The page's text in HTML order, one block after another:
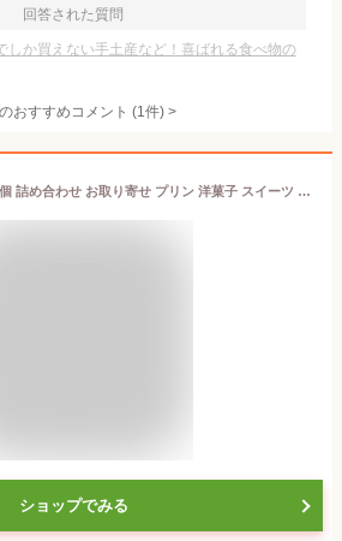
回答された質問
しか買えない手土産など！喜ばれる食べ物の
おすすめコメント (1件) >
砂プリン ギフト 6個 詰め合わせ お取り寄せ プリン 洋菓子 スイーツ プレゼント [冷蔵便]
ショップでみる